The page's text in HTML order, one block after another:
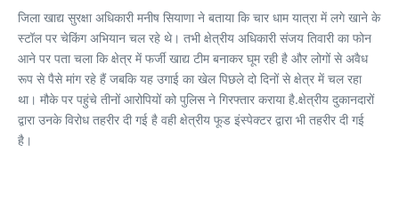
जिला खाद्य सुरक्षा अधिकारी मनीष सियाणा ने बताया कि चार धाम यात्रा में लगे खाने के
स्टॉल पर चेकिंग अभियान चल रहे थे। तभी क्षेत्रीय अधिकारी संजय तिवारी का फोन
आने पर पता चला कि क्षेत्र में फर्जी खाद्य टीम बनाकर घूम रही है और लोगों से अवैध
रूप से पैसे मांग रहे हैं जबकि यह उगाई का खेल पिछले दो दिनों से क्षेत्र में चल रहा
था। मौके पर पहुंचे तीनों आरोपियों को पुलिस ने गिरफ्तार कराया है.क्षेत्रीय दुकानदारों
द्वारा उनके विरोध तहरीर दी गई है वही क्षेत्रीय फूड इंस्पेक्टर द्वारा भी तहरीर दी गई
है।